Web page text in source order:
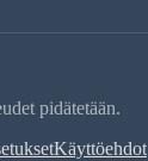
pidätetään.
Käyttöehdot